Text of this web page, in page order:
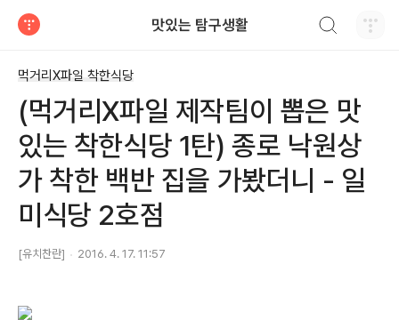
맛있는 탐구생활
먹거리X파일 착한식당
(먹거리X파일 제작팀이 뽑은 맛
있는 착한식당 1탄) 종로 낙원상
가 착한 백반 집을 가봤더니 - 일
미식당 2호점
[유치찬란] 2016. 4. 17. 11:57